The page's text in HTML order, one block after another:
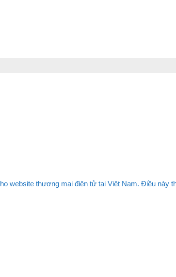
website thương mại điện tử tại Việt Nam. Điều này